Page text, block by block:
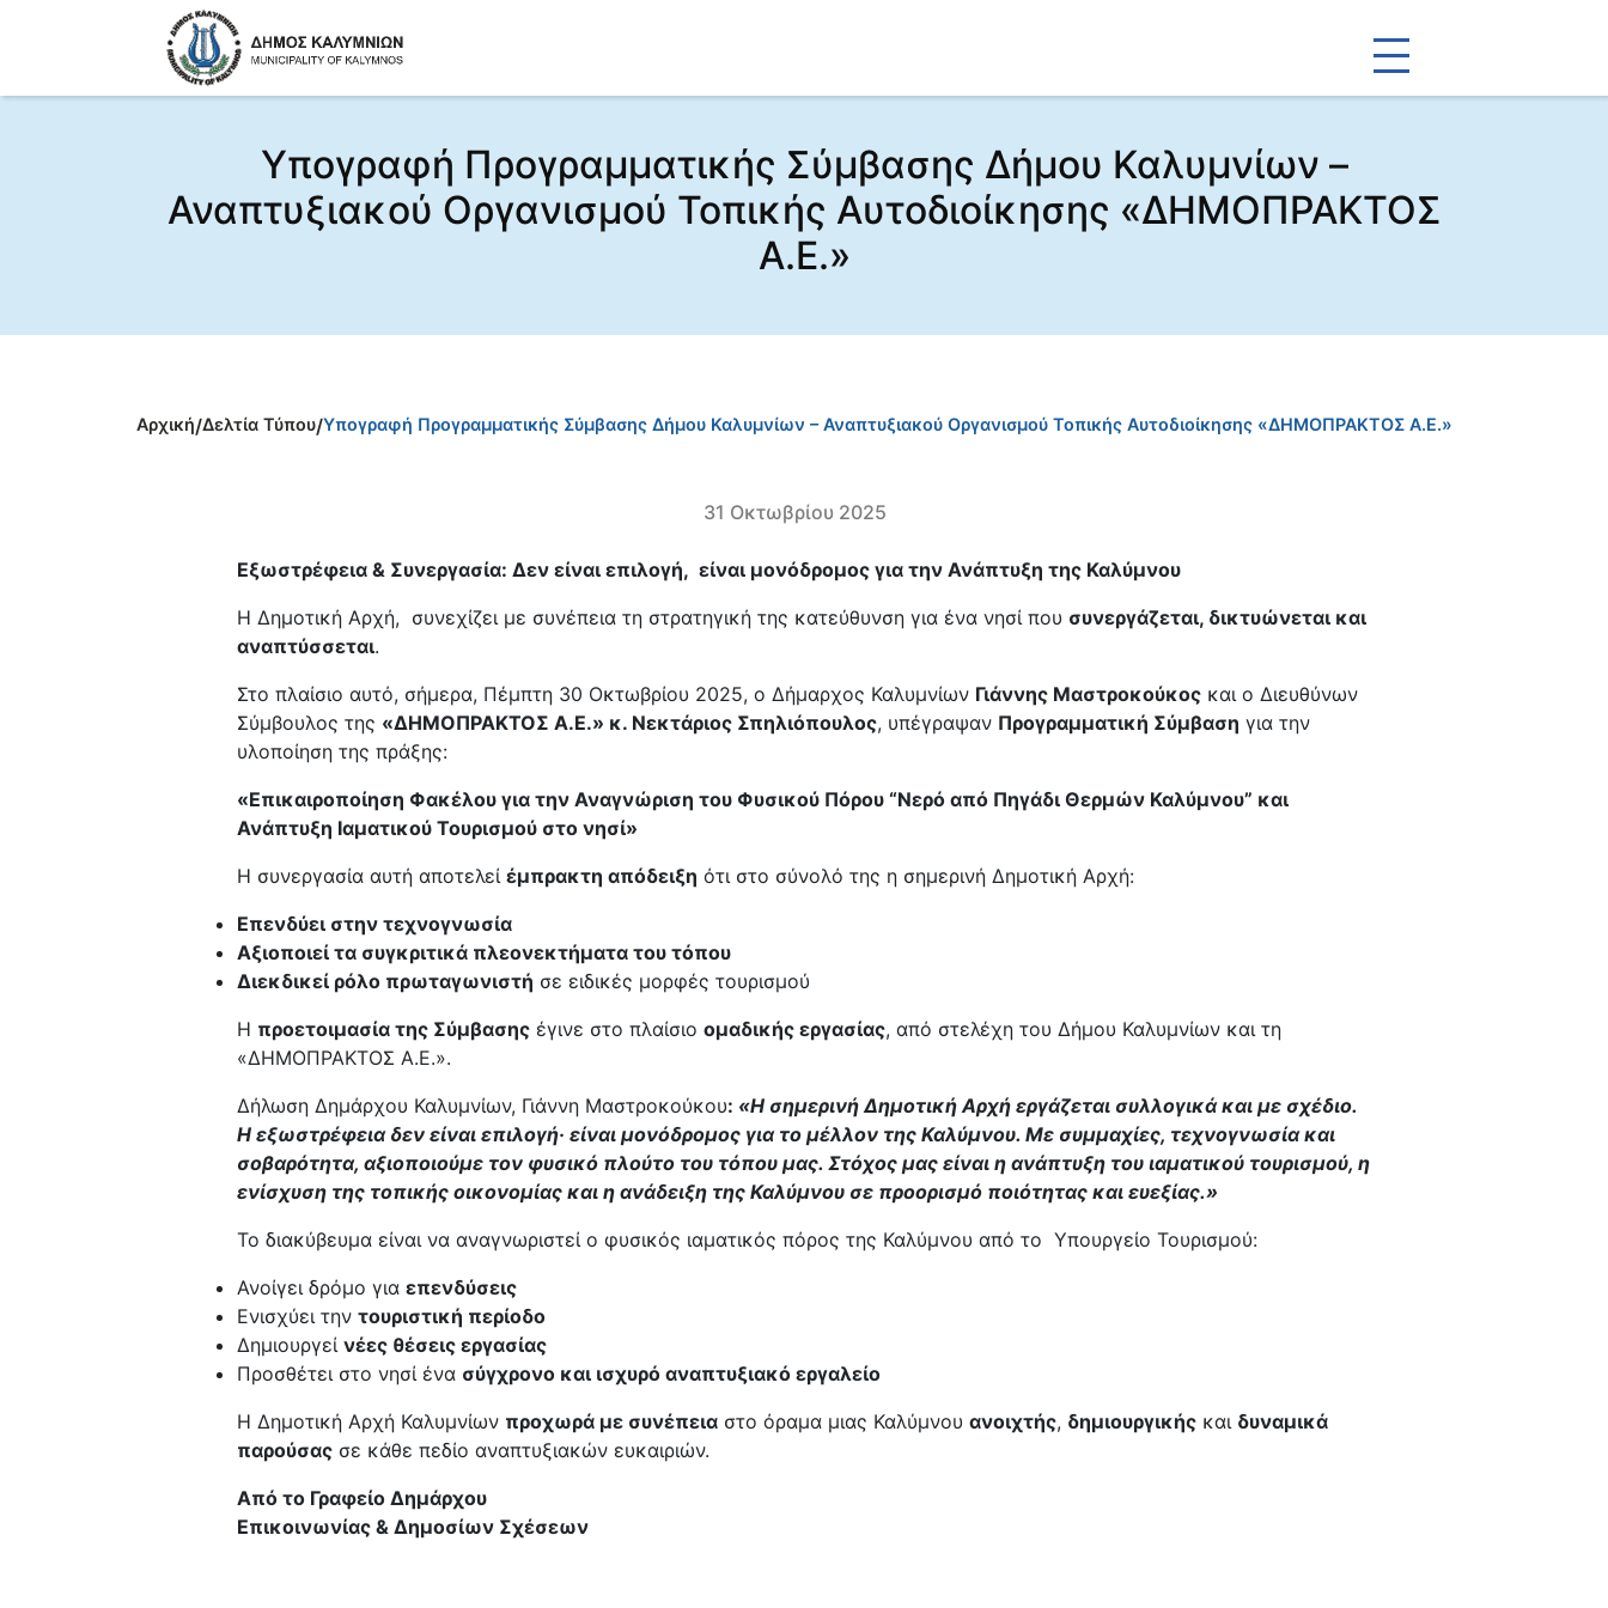
Υπογραφή Προγραμματικής Σύμβασης Δήμου Καλυμνίων –
Αναπτυξιακού Οργανισμού Τοπικής Αυτοδιοίκησης «ΔΗΜΟΠΡΑΚΤΟΣ
Α.Ε.»
Αρχική/Δελτία Τύπου/Υπογραφή Προγραμματικής Σύμβασης Δήμου Καλυμνίων – Αναπτυξιακού Οργανισμού Τοπικής Αυτοδιοίκησης «ΔΗΜΟΠΡΑΚΤΟΣ Α.Ε.»
31 Οκτωβρίου 2025
Εξωστρέφεια & Συνεργασία: Δεν είναι επιλογή, είναι μονόδρομος για την Ανάπτυξη της Καλύμνου
Η Δημοτική Αρχή, συνεχίζει με συνέπεια τη στρατηγική της κατεύθυνση για ένα νησί που συνεργάζεται, δικτυώνεται και
αναπτύσσεται.
Στο πλαίσιο αυτό, σήμερα, Πέμπτη 30 Οκτωβρίου 2025, ο Δήμαρχος Καλυμνίων Γιάννης Μαστροκούκος και ο Διευθύνων
Σύμβουλος της «ΔΗΜΟΠΡΑΚΤΟΣ Α.Ε.» κ. Νεκτάριος Σπηλιόπουλος, υπέγραψαν Προγραμματική Σύμβαση για την
υλοποίηση της πράξης:
«Επικαιροποίηση Φακέλου για την Αναγνώριση του Φυσικού Πόρου “Νερό από Πηγάδι Θερμών Καλύμνου” και
Ανάπτυξη Ιαματικού Τουρισμού στο νησί»
Η συνεργασία αυτή αποτελεί έμπρακτη απόδειξη ότι στο σύνολό της η σημερινή Δημοτική Αρχή:
Επενδύει στην τεχνογνωσία
Αξιοποιεί τα συγκριτικά πλεονεκτήματα του τόπου
Διεκδικεί ρόλο πρωταγωνιστή σε ειδικές μορφές τουρισμού
Η προετοιμασία της Σύμβασης έγινε στο πλαίσιο ομαδικής εργασίας, από στελέχη του Δήμου Καλυμνίων και τη
«ΔΗΜΟΠΡΑΚΤΟΣ Α.Ε.».
Δήλωση Δημάρχου Καλυμνίων, Γιάννη Μαστροκούκου: «Η σημερινή Δημοτική Αρχή εργάζεται συλλογικά και με σχέδιο.
Η εξωστρέφεια δεν είναι επιλογή· είναι μονόδρομος για το μέλλον της Καλύμνου. Με συμμαχίες, τεχνογνωσία και
σοβαρότητα, αξιοποιούμε τον φυσικό πλούτο του τόπου μας. Στόχος μας είναι η ανάπτυξη του ιαματικού τουρισμού, η
ενίσχυση της τοπικής οικονομίας και η ανάδειξη της Καλύμνου σε προορισμό ποιότητας και ευεξίας.»
Το διακύβευμα είναι να αναγνωριστεί ο φυσικός ιαματικός πόρος της Καλύμνου από το Υπουργείο Τουρισμού:
Ανοίγει δρόμο για επενδύσεις
Ενισχύει την τουριστική περίοδο
Δημιουργεί νέες θέσεις εργασίας
Προσθέτει στο νησί ένα σύγχρονο και ισχυρό αναπτυξιακό εργαλείο
Η Δημοτική Αρχή Καλυμνίων προχωρά με συνέπεια στο όραμα μιας Καλύμνου ανοιχτής, δημιουργικής και δυναμικά
παρούσας σε κάθε πεδίο αναπτυξιακών ευκαιριών.
Από το Γραφείο Δημάρχου
Επικοινωνίας & Δημοσίων Σχέσεων